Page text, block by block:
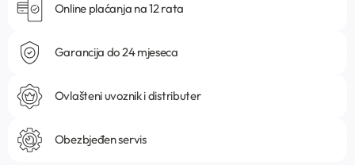
Online plaćanja na 12 rata
Garancija do 24 mjeseca
Ovlašteni uvoznik i distributer
Obezbjeđen servis